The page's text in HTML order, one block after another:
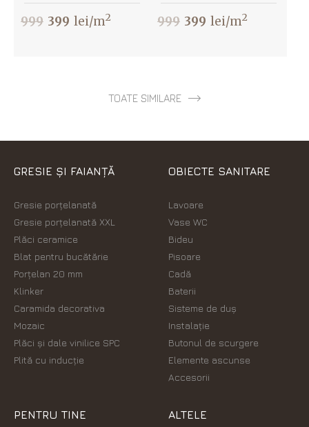
999 399 lei/m2 999 399 lei/m2
TOATE SIMILARE
GRESIE ȘI FAIANȚĂ
Gresie porțelanată
Gresie porțelanată XXL
Plăci ceramice
Blat pentru bucătărie
Porțelan 20 mm
Klinker
Caramida decorativa
Mozaic
Plăci şi dale vinilice SPC
Plită cu inducție
OBIECTE SANITARE
Lavoare
Vase WC
Bideu
Pisoare
Cadă
Baterii
Sisteme de duș
Instalație
Butonul de scurgere
Elemente ascunse
Accesorii
PENTRU TINE ALTELE